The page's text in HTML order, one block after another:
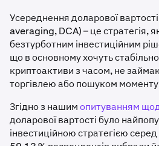
Усереднення доларової
averaging, DCA) – це стратегія,
безтурботним інвестиційним
що в основному хочуть
криптоактиви з часом, не
торгівлею або пошуком
Згідно з нашимопитуванням
доларової вартості було
інвестиційною стратегією серед